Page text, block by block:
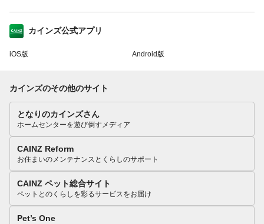
カインズ公式アプリ
iOS版 Android版
カインズのその他のサイト
となりのカインズさん
ホームセンターを遊び倒すメディア
CAINZ Reform
お住まいのメンテナンスとくらしのサポート
CAINZ ペット総合サイト
ペットとのくらしを彩るサービスをお届け
Pet’s One